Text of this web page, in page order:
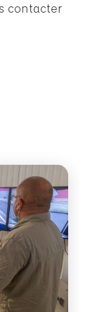
contacter